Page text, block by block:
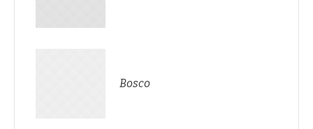
Bosco